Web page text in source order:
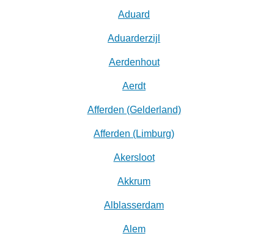
Aduard
Aduarderzijl
Aerdenhout
Aerdt
Afferden (Gelderland)
Afferden (Limburg)
Akersloot
Akkrum
Alblasserdam
Alem